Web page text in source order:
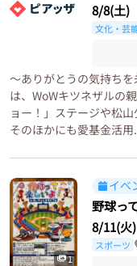
8/8(土)
文化・芸
～ありがとうの気持ち
は、WoWキツネザルの
ョー！」ステージや松
そのほかにも愛基金活用
1
イベ
野球っ
8/11(火)
スポーツ